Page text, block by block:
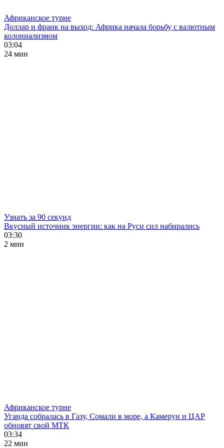
Африканское турне
Доллар и франк на выход: Африка начала борьбу с валютным
колониализмом
03:04
24 мин
Узнать за 90 секунд
Вкусный источник энергии: как на Руси сил набирались
03:30
2 мин
Африканское турне
Уганда собралась в Газу, Сомали в море, а Камерун и ЦАР
обновят свой МТК
03:34
22 мин